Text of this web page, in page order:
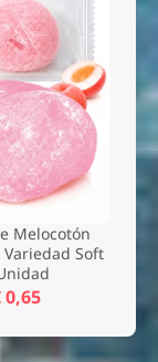
Melocotón
Soft
0,65